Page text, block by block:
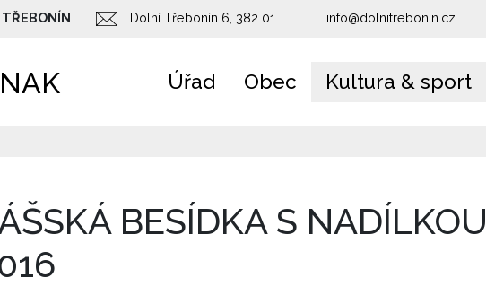
Dolní Třebonín 6, 382 01 info@dolnitrebonin.cz
Úřad Obec Kultura & sport
BESÍDKA S NADÍLKOU